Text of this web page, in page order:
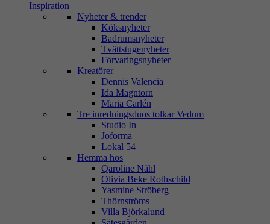
Inspiration
Nyheter & trender
Köksnyheter
Badrumsnyheter
Tvättstugenyheter
Förvaringsnyheter
Kreatörer
Dennis Valencia
Ida Magntorn
Maria Carlén
Tre inredningsduos tolkar Vedum
Studio In
Joforma
Lokal 54
Hemma hos
Qaroline Nähl
Olivia Beke Rothschild
Yasmine Ströberg
Thörnströms
Villa Björkalund